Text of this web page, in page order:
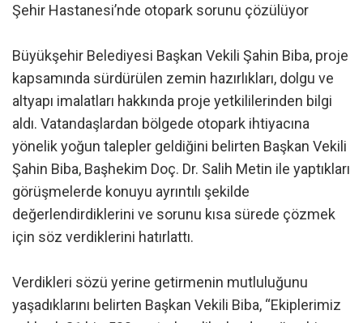
Şehir Hastanesi’nde otopark sorunu çözülüyor
Büyükşehir Belediyesi Başkan Vekili Şahin Biba, proje
kapsamında sürdürülen zemin hazırlıkları, dolgu ve
altyapı imalatları hakkında proje yetkililerinden bilgi
aldı. Vatandaşlardan bölgede otopark ihtiyacına
yönelik yoğun talepler geldiğini belirten Başkan Vekili
Şahin Biba, Başhekim Doç. Dr. Salih Metin ile yaptıkları
görüşmelerde konuyu ayrıntılı şekilde
değerlendirdiklerini ve sorunu kısa sürede çözmek
için söz verdiklerini hatırlattı.
Verdikleri sözü yerine getirmenin mutluluğunu
yaşadıklarını belirten Başkan Vekili Biba, “Ekiplerimiz